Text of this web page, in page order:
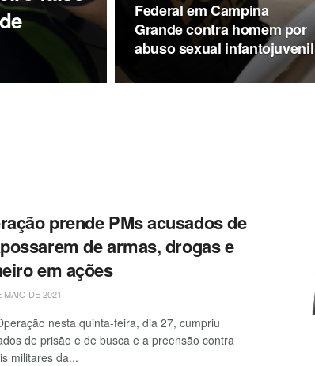
Federal em Campina
Grande contra homem por
abuso sexual infantojuvenil
prende PMs acusados de
de armas, drogas e
em ações
DE 2021
nesta quinta-feira, dia 27, cumpriu
de prisão e de busca e a preensão contra
militares da...